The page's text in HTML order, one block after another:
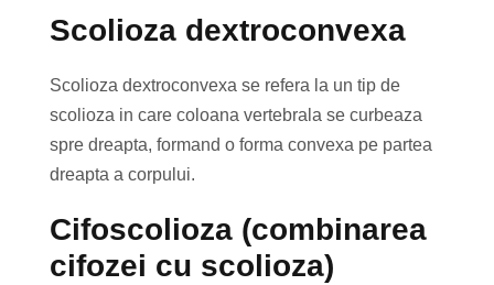
Scolioza dextroconvexa
Scolioza dextroconvexa se refera la un tip de
scolioza in care coloana vertebrala se curbeaza
spre dreapta, formand o forma convexa pe partea
dreapta a corpului.
Cifoscolioza (combinarea
cifozei cu scolioza)